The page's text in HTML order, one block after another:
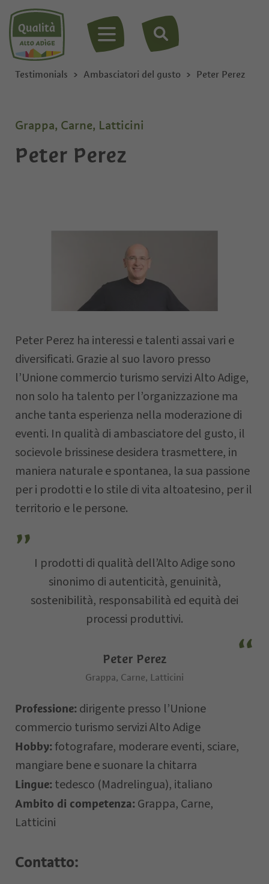
MENU
Testimonials Ambasciatori del gusto Peter Perez
Grappa, Carne, Latticini
Peter Perez
Peter Perez ha interessi e talenti assai vari e
diversificati. Grazie al suo lavoro presso
l’Unione commercio turismo servizi Alto Adige,
non solo ha talento per l’organizzazione ma
anche tanta esperienza nella moderazione di
eventi. In qualità di ambasciatore del gusto, il
socievole brissinese desidera trasmettere, in
maniera naturale e spontanea, la sua passione
per i prodotti e lo stile di vita altoatesino, per il
territorio e le persone.
I prodotti di qualità dell’Alto Adige sono
sinonimo di autenticità, genuinità,
sostenibilità, responsabilità ed equità dei
processi produttivi.
Peter Perez
Grappa, Carne, Latticini
Professione: dirigente presso l’Unione
commercio turismo servizi Alto Adige
Hobby:fotografare, moderare eventi, sciare,
mangiare bene e suonare la chitarra
Lingue: tedesco (Madrelingua), italiano
Ambito di competenza: Grappa, Carne,
Latticini
Contatto:
Nome
Cognome
Azienda
CAP
Comune
E-mail
richiesta
Il vostro messaggio…
Letto e compreso la